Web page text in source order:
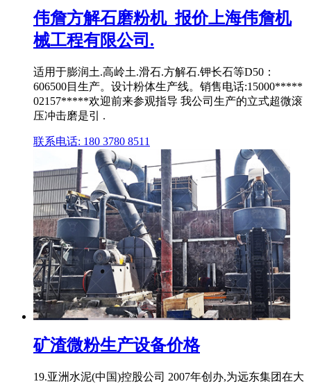
伟詹方解石磨粉机_报价上海伟詹机
械工程有限公司.
适用于膨润土.高岭土.滑石.方解石.钾长石等D50：
606500目生产。设计粉体生产线。销售电话:15000*****
02157*****欢迎前来参观指导 我公司生产的立式超微滚
压冲击磨是引 .
联系电话: 180 3780 8511
矿渣微粉生产设备价格
19.亚洲水泥(中国)控股公司 2007年创办,为远东集团在大